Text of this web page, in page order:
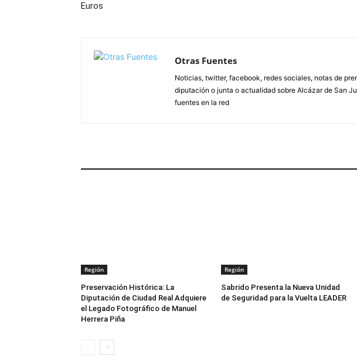
Euros
Otras Fuentes
Noticias, twitter, facebook, redes sociales, notas de
diputación o junta o actualidad sobre Alcázar de San
fuentes en la red
Región
Preservación Histórica: La
Diputación de Ciudad Real Adquiere
el Legado Fotográfico de Manuel
Herrera Piña
Región
Sabrido Presenta la Nueva Unidad
de Seguridad para la Vuelta LEADER